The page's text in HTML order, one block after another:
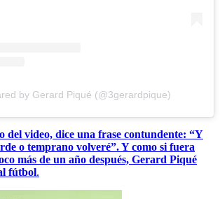
by Gerard Piqué (@3gerardpique)
del video, dice una frase contundente: “Y
o temprano volveré”. Y como si fuera
más de un año después, Gerard Piqué
fútbol.